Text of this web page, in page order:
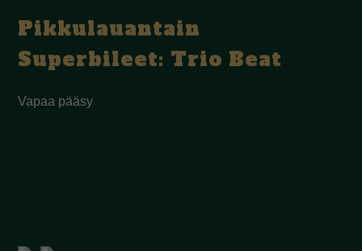
Pikkulauantain
Superbileet: Trio Beat
Vapaa pääsy